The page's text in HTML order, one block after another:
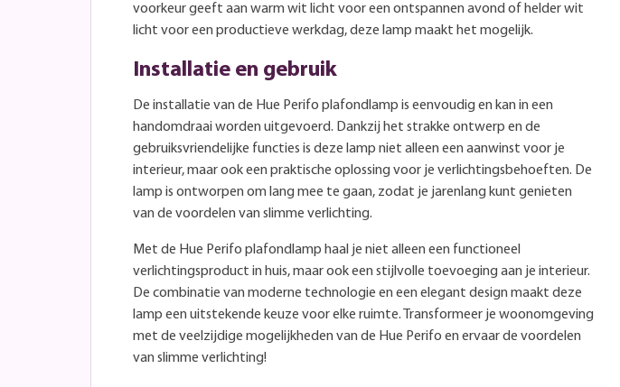
voorkeur geeft aan warm wit licht voor een ontspannen avond of helder wit
licht voor een productieve werkdag, deze lamp maakt het mogelijk.
Installatie en gebruik
De installatie van de Hue Perifo plafondlamp is eenvoudig en kan in een
handomdraai worden uitgevoerd. Dankzij het strakke ontwerp en de
gebruiksvriendelijke functies is deze lamp niet alleen een aanwinst voor je
interieur, maar ook een praktische oplossing voor je verlichtingsbehoeften. De
lamp is ontworpen om lang mee te gaan, zodat je jarenlang kunt genieten
van de voordelen van slimme verlichting.
Met de Hue Perifo plafondlamp haal je niet alleen een functioneel
verlichtingsproduct in huis, maar ook een stijlvolle toevoeging aan je interieur.
De combinatie van moderne technologie en een elegant design maakt deze
lamp een uitstekende keuze voor elke ruimte. Transformeer je woonomgeving
met de veelzijdige mogelijkheden van de Hue Perifo en ervaar de voordelen
van slimme verlichting!